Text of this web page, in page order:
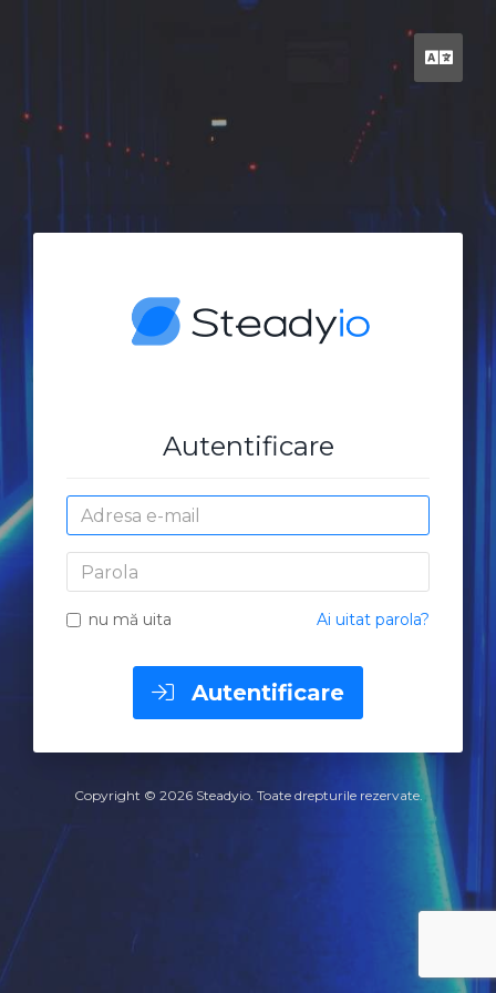
Autentificare
Adresa
e-
mail
Parola
nu mă uita Ai uitat parola?
Autentificare
Copyright © 2026 Steadyio. Toate drepturile rezervate.